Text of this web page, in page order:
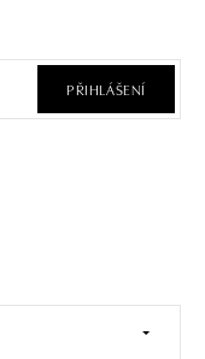
PŘIHLÁŠENÍ